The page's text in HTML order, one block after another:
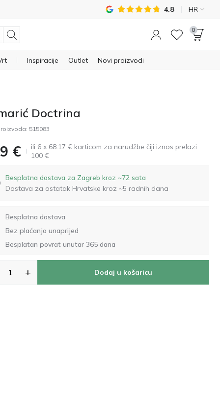
4.8 HR
0
Inspiracije Outlet Novi proizvodi
Doctrina
515083
€
ili 6 x 68.17 € karticom za narudžbe čiji iznos prelazi
100 €
Besplatna dostava za Zagreb kroz ~72 sata
Dostava za ostatak Hrvatske kroz ~5 radnih dana
Besplatna dostava
Bez plaćanja unaprijed
Besplatan povrat unutar 365 dana
+ Dodaj u košaricu